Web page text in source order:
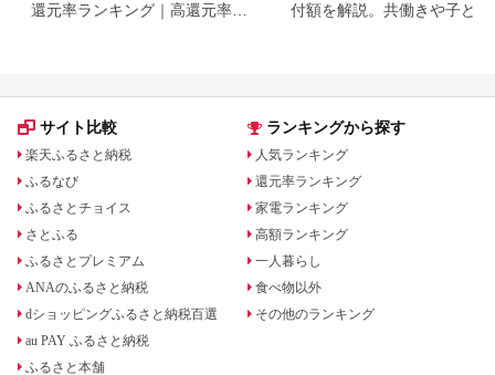
還元率ランキング｜高還元率返
付額を解説。共働きや子ども
サイト比較
楽天ふるさと納税
ふるなび
ふるさとチョイス
さとふる
ふるさとプレミアム
ANAのふるさと納税
dショッピングふるさと納税百選
au PAY ふるさと納税
ふるさと本舗
ランキングから探す
人気ランキング
還元率ランキング
家電ランキング
高額ランキング
一人暮らし
食べ物以外
その他のランキング